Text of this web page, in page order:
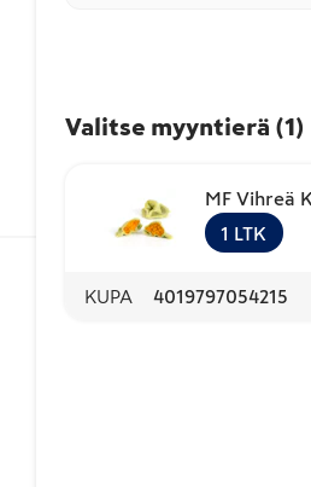
Valitse myyntierä (1 )
MF Vihreä
1 LTK
KUPA 4019797054215